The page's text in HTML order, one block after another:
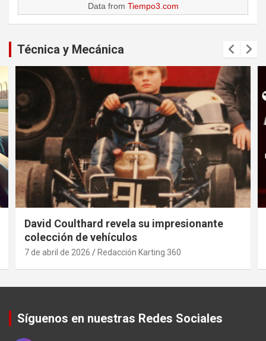
Data from Tiempo3.com
Técnica y Mecánica
David Coulthard revela su impresionante
colección de vehículos
7 de abril de 2026 Redacción Karting 360
Síguenos en nuestras Redes Sociales